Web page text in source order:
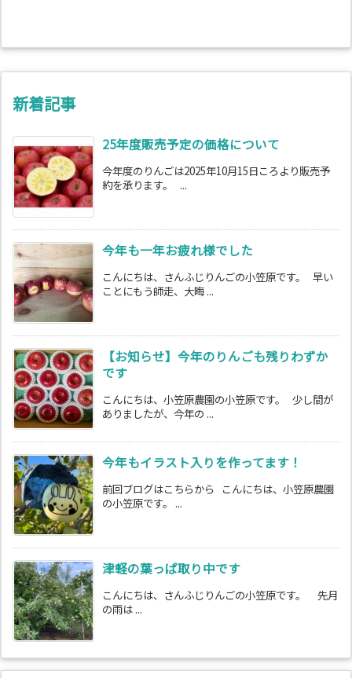
新着記事
25年度販売予定の価格について
今年度のりんごは2025年10月15日ころより販売予
約を承ります。 ...
今年も一年お疲れ様でした
こんにちは、さんふじりんごの小笠原です。 早い
ことにもう師走、大晦 ...
【お知らせ】今年のりんごも残りわずか
です
こんにちは、小笠原農園の小笠原です。 少し間が
ありましたが、今年の ...
今年もイラスト入りを作ってます！
前回ブログはこちらから こんにちは、小笠原農園
の小笠原です。 ...
津軽の葉っぱ取り中です
こんにちは、さんふじりんごの小笠原です。 先月
の雨は ...